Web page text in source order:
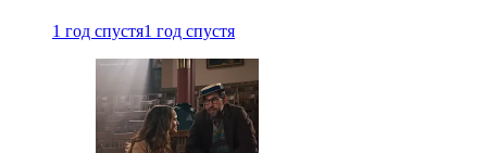
1 год спустя1 год спустя